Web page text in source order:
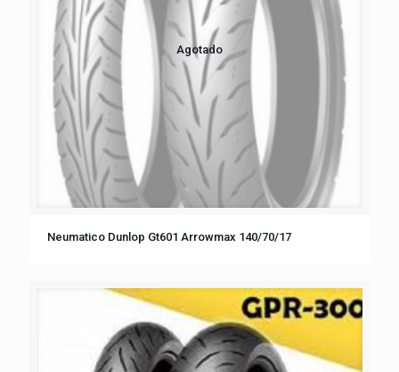
Agotado
Neumatico Dunlop Gt601 Arrowmax 140/70/17